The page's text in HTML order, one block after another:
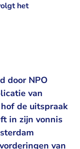
het
door NPO
van
de uitspraak
in zijn vonnis
van